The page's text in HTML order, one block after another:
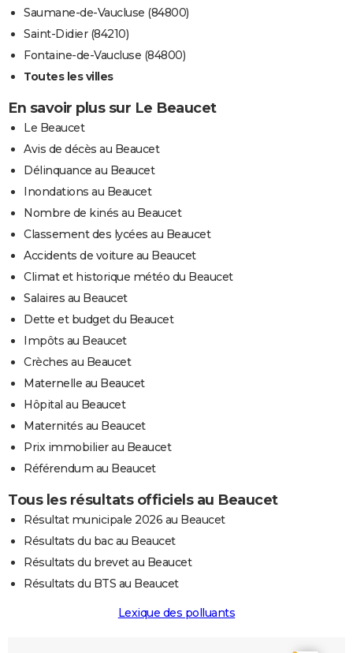
Saumane-de-Vaucluse (84800)
Saint-Didier (84210)
Fontaine-de-Vaucluse (84800)
Toutes les villes
En savoir plus sur Le Beaucet
Le Beaucet
Avis de décès au Beaucet
Délinquance au Beaucet
Inondations au Beaucet
Nombre de kinés au Beaucet
Classement des lycées au Beaucet
Accidents de voiture au Beaucet
Climat et historique météo du Beaucet
Salaires au Beaucet
Dette et budget du Beaucet
Impôts au Beaucet
Crèches au Beaucet
Maternelle au Beaucet
Hôpital au Beaucet
Maternités au Beaucet
Prix immobilier au Beaucet
Référendum au Beaucet
Tous les résultats officiels au Beaucet
Résultat municipale 2026 au Beaucet
Résultats du bac au Beaucet
Résultats du brevet au Beaucet
Résultats du BTS au Beaucet
Lexique des polluants